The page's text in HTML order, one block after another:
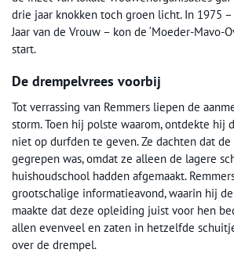
drie jaar knokken toch groen licht. In 1975
Jaar van de Vrouw – kon de ‘Moeder-Mavo-
start.
De drempelvrees voorbij
Tot verrassing van Remmers liepen de
storm. Toen hij polste waarom, ontdekte hij
niet op durfden te geven. Ze dachten dat
gegrepen was, omdat ze alleen de lagere
huishoudschool hadden afgemaakt.
grootschalige informatieavond, waarin hij
maakte dat deze opleiding juist voor hen
allen evenveel en zaten in hetzelfde
over de drempel.